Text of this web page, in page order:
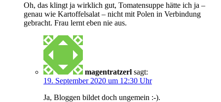
Oh, das klingt ja wirklich gut, Tomatensuppe hätte ich ja –
genau wie Kartoffelsalat – nicht mit Polen in Verbindung
gebracht. Frau lernt eben nie aus.
magentratzerl sagt:
19. September 2020 um 12:30 Uhr
Ja, Bloggen bildet doch ungemein :-).